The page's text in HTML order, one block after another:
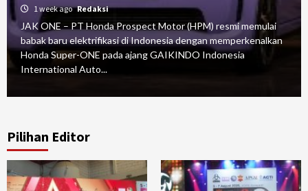
1 week ago Redaksi
JAK ONE – PT Honda Prospect Motor (HPM) resmi memulai
babak baru elektrifikasi di Indonesia dengan memperkenalkan
Honda Super-ONE pada ajang GAIKINDO Indonesia
International Auto...
Pilihan Editor